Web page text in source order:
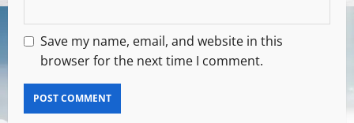
Save my name, email, and website in this
browser for the next time I comment.